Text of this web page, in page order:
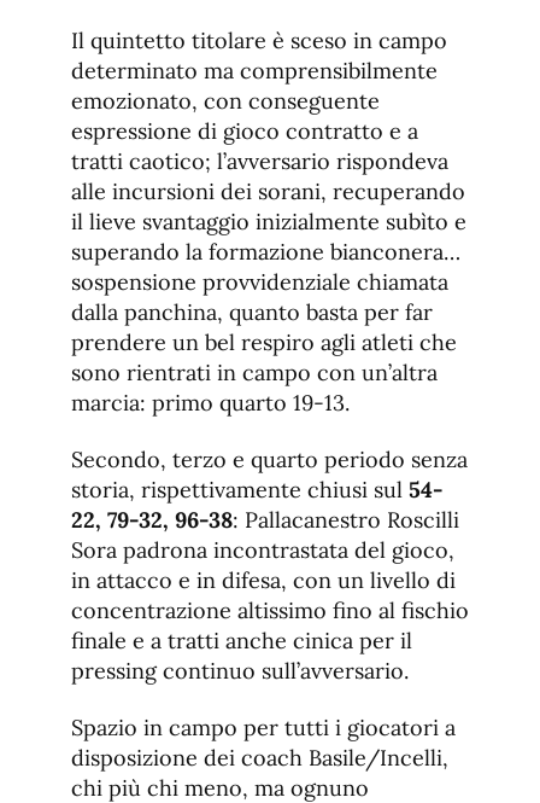
Il quintetto titolare è sceso in campo
determinato ma comprensibilmente
emozionato, con conseguente
espressione di gioco contratto e a
tratti caotico; l’avversario rispondeva
alle incursioni dei sorani, recuperando
il lieve svantaggio inizialmente subìto e
superando la formazione bianconera…
sospensione provvidenziale chiamata
dalla panchina, quanto basta per far
prendere un bel respiro agli atleti che
sono rientrati in campo con un’altra
marcia: primo quarto 19-13.
Secondo, terzo e quarto periodo senza
storia, rispettivamente chiusi sul 54-
22, 79-32, 96-38: Pallacanestro Roscilli
Sora padrona incontrastata del gioco,
in attacco e in difesa, con un livello di
concentrazione altissimo fino al fischio
finale e a tratti anche cinica per il
pressing continuo sull’avversario.
Spazio in campo per tutti i giocatori a
disposizione dei coach Basile/Incelli,
chi più chi meno, ma ognuno